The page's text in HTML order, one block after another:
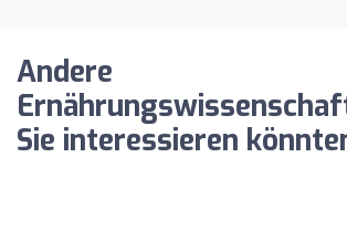
Andere
Sie interessieren